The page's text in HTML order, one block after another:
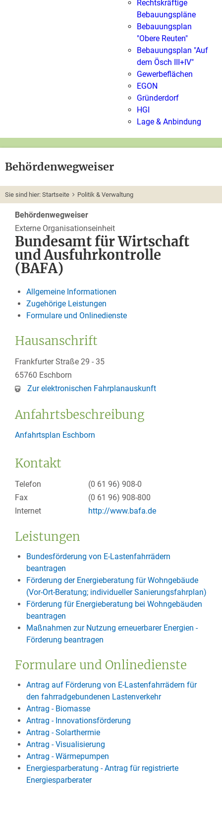
Rechtskräftige
Bebauungspläne
Bebauungsplan
"Obere Reuten"
Bebauungsplan "Auf
dem Ösch III+IV"
Gewerbeflächen
EGON
Gründerdorf
HGI
Lage & Anbindung
Behördenwegweiser
Sie sind hier: Startseite Politik & Verwaltung
Behördenwegweiser
Externe Organisationseinheit
Bundesamt für Wirtschaft
und Ausfuhrkontrolle
(BAFA)
Allgemeine Informationen
Zugehörige Leistungen
Formulare und Onlinedienste
Hausanschrift
Frankfurter Straße 29 - 35
65760 Eschborn
Zur elektronischen Fahrplanauskunft
Anfahrtsbeschreibung
Anfahrtsplan Eschborn
Kontakt
Telefon (0 61 96) 908-0
Fax
(0 61 96) 908-800
Internet
http://www.bafa.de
Leistungen
Bundesförderung von E-Lastenfahrrädern
beantragen
Förderung der Energieberatung für Wohngebäude
(Vor-Ort-Beratung; individueller Sanierungsfahrplan)
Förderung für Energieberatung bei Wohngebäuden
beantragen
Maßnahmen zur Nutzung erneuerbarer Energien -
Förderung beantragen
Formulare und Onlinedienste
Antrag auf Förderung von E-Lastenfahrrädern für
den fahrradgebundenen Lastenverkehr
Antrag - Biomasse
Antrag - Innovationsförderung
Antrag - Solarthermie
Antrag - Visualisierung
Antrag - Wärmepumpen
Energiesparberatung - Antrag für registrierte
Energiesparberater